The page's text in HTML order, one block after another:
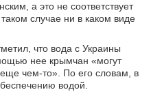
а это не соответствует
случае ни в каком виде
что вода с Украины
нее крымчан «могут
чем-то». По его словам, в
водой.